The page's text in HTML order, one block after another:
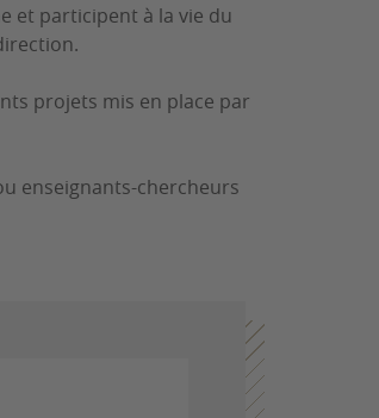
et participent à la vie du
projets mis en place par
enseignants-chercheurs